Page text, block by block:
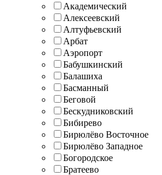
Академический
Алексеевский
Алтуфьевский
Арбат
Аэропорт
Бабушкинский
Балашиха
Басманный
Беговой
Бескудниковский
Бибирево
Бирюлёво Восточное
Бирюлёво Западное
Богородское
Братеево